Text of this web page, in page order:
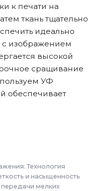
к печати на
ткань тщательно
идеально
с изображением
высокой
сращивание
УФ
обеспечивает
Технология
и насыщенность
передачи мелких